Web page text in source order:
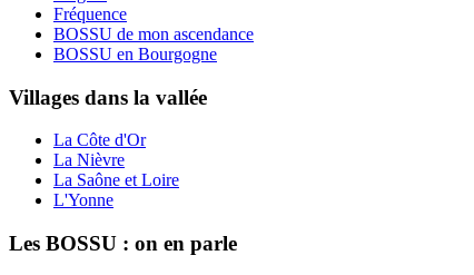
Fréquence
BOSSU de mon ascendance
BOSSU en Bourgogne
Villages dans la vallée
La Côte d'Or
La Nièvre
La Saône et Loire
L'Yonne
Les BOSSU : on en parle